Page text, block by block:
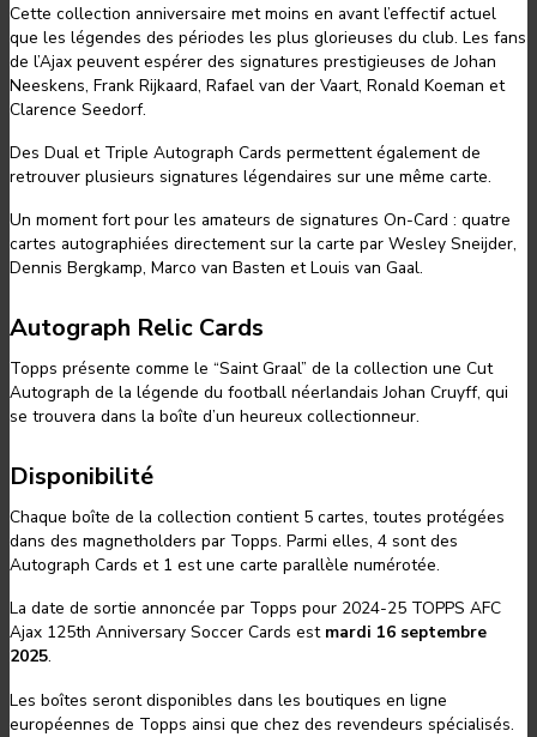
Cette collection anniversaire met moins en avant l’effectif actuel
que les légendes des périodes les plus glorieuses du club. Les fans
de l’Ajax peuvent espérer des signatures prestigieuses de Johan
Neeskens, Frank Rijkaard, Rafael van der Vaart, Ronald Koeman et
Clarence Seedorf.
Des Dual et Triple Autograph Cards permettent également de
retrouver plusieurs signatures légendaires sur une même carte.
Un moment fort pour les amateurs de signatures On-Card : quatre
cartes autographiées directement sur la carte par Wesley Sneijder,
Dennis Bergkamp, Marco van Basten et Louis van Gaal.
Autograph Relic Cards
Topps présente comme le “Saint Graal” de la collection une Cut
Autograph de la légende du football néerlandais Johan Cruyff, qui
se trouvera dans la boîte d’un heureux collectionneur.
Disponibilité
Chaque boîte de la collection contient 5 cartes, toutes protégées
dans des magnetholders par Topps. Parmi elles, 4 sont des
Autograph Cards et 1 est une carte parallèle numérotée.
La date de sortie annoncée par Topps pour 2024-25 TOPPS AFC
Ajax 125th Anniversary Soccer Cards est mardi 16 septembre
2025.
Les boîtes seront disponibles dans les boutiques en ligne
européennes de Topps ainsi que chez des revendeurs spécialisés.